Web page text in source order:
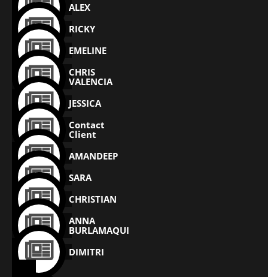
ALEX
RICKY
EMELINE
CHRIS
VALENCIA
JESSICA
Contact
Client
AMANDEEP
SARA
CHRISTIAN
ANNA
BURLAMAQUI
DIMITRI